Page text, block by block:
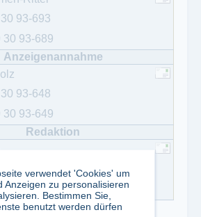
93-693
30 93-689
93-648
30 93-649
93-811
30 93-899
verwendet 'Cookies' um
Anzeigen zu personalisieren
Bestimmen Sie,
benutzt werden dürfen